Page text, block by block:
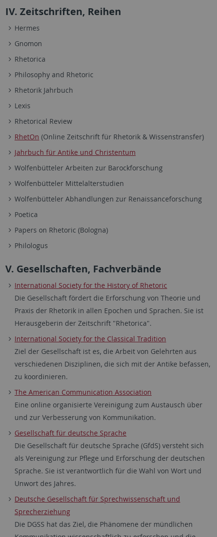
IV. Zeitschriften, Reihen
Hermes
Gnomon
Rhetorica
Philosophy and Rhetoric
Rhetorik Jahrbuch
Lexis
Rhetorical Review
RhetOn (Online Zeitschrift für Rhetorik & Wissenstransfer)
Jahrbuch für Antike und Christentum
Wolfenbütteler Arbeiten zur Barockforschung
Wolfenbütteler Mittelalterstudien
Wolfenbütteler Abhandlungen zur Renaissanceforschung
Poetica
Papers on Rhetoric (Bologna)
Philologus
V. Gesellschaften, Fachverbände
International Society for the History of Rhetoric
Die Gesellschaft fördert die Erforschung von Theorie und
Praxis der Rhetorik in allen Epochen und Sprachen. Sie ist
Herausgeberin der Zeitschrift "Rhetorica".
International Society for the Classical Tradition
Ziel der Gesellschaft ist es, die Arbeit von Gelehrten aus
verschiedenen Disziplinen, die sich mit der Antike befassen,
zu koordinieren.
The American Communication Association
Eine online organisierte Vereinigung zum Austausch über
und zur Verbesserung von Kommunikation.
Gesellschaft für deutsche Sprache
Die Gesellschaft für deutsche Sprache (GfdS) versteht sich
als Vereinigung zur Pflege und Erforschung der deutschen
Sprache. Sie ist verantwortlich für die Wahl von Wort und
Unwort des Jahres.
Deutsche Gesellschaft für Sprechwissenschaft und
Sprecherziehung
Die DGSS hat das Ziel, die Phänomene der mündlichen